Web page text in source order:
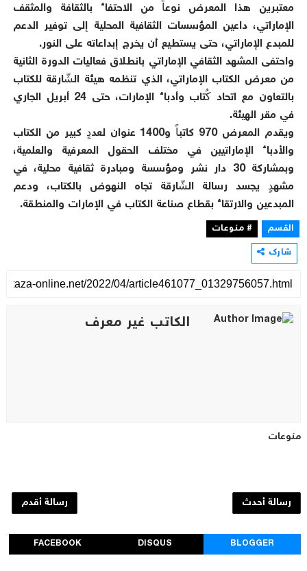
معتبرين هذا المعرض نوعاً من الاحتفاء بالثقافة والمثقف
الإماراتي، داعين المؤسسات الثقافية المحلية إلى توفير الدعم
للمبدع الإماراتي، حتى يستطيع أن يخرج إبداعاته على النور.
واحتفى المشهد الثقافي الإماراتي بانطلاق فعاليات الدورة الثانية
من معرض الكتاب الإماراتي، الذي تنظمه هيئة الشّارقة للكتاب
بالتعاون مع اتحاد كُتاب وأدباء الإمارات، حتى 24 أبريل الجاري
في مقر الهيئة.
ويقدم المعرض 970 كاتباً و1400 عنوان لعددٍ كبير من الكتاب
والأدباء الإماراتيين في مختلف الحقول المعرفية والعلمية،
وبمشاركة 30 دار نشر ومؤسسة ومبادرة ثقافية محلية، في
مشهدٍ يجسد رسالة الشّارقة تجاه النهوض بالكتاب، ودعم
المبدعين والارتقاء بقطاع صناعة الكتاب في الإمارات والمنطقة.
القسم
# منوعات
شارك
الكاتب غير معرف
منوعات
رسالة أحدث رسالة أقدم
BLOGGER
DISQUS
FACEBOOK